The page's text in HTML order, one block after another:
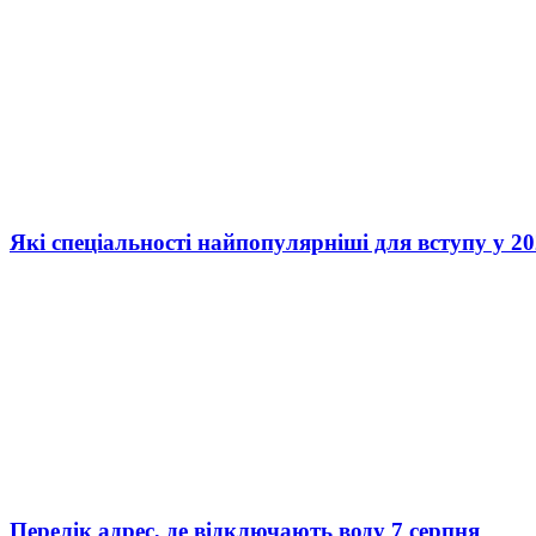
Які спеціальності найпопулярніші для вступу у
Перелік адрес, де відключають воду 7 серпня